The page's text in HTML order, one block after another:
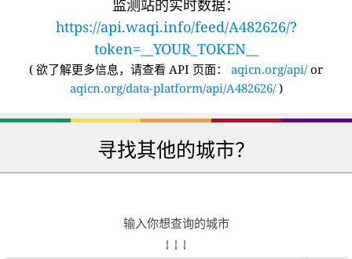
监测站的实时数据：
https://api.waqi.info/feed/A482626/?
token=__YOUR_TOKEN__
( 欲了解更多信息，请查看 API 页面： aqicn.org/api/or
aqicn.org/data-platform/api/A482626/)
寻找其他的城市？
输入你想查询的城市
↓ ↓ ↓